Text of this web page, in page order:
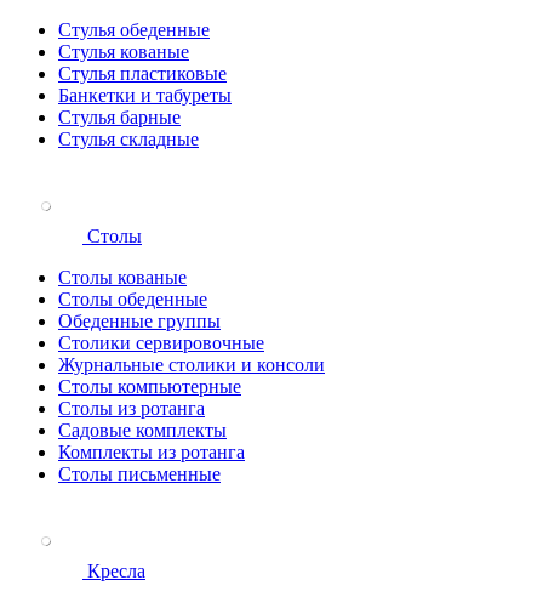
Стулья обеденные
Стулья кованые
Стулья пластиковые
Банкетки и табуреты
Стулья барные
Стулья складные
Столы
Столы кованые
Столы обеденные
Обеденные группы
Столики сервировочные
Журнальные столики и консоли
Столы компьютерные
Столы из ротанга
Садовые комплекты
Комплекты из ротанга
Столы письменные
Кресла